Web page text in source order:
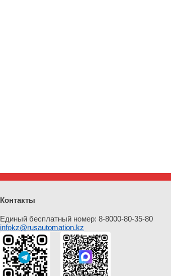
Контакты
Единый бесплатный номер: 8-8000-80-35-80
infokz@rusautomation.kz